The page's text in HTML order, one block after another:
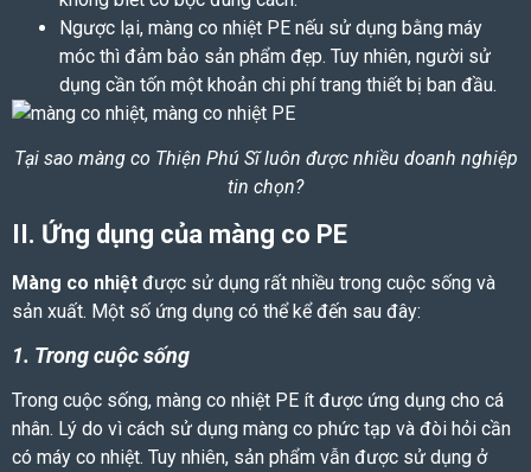
Ngược lại, màng co nhiệt PE nếu sử dụng bằng máy
móc thì đảm bảo sản phẩm đẹp. Tuy nhiên, người sử
dụng cần tốn một khoản chi phí trang thiết bị ban đầu.
Tại sao màng co Thiện Phú Sĩ luôn được nhiều doanh nghiệp
tin chọn?
II. Ứng dụng của màng co PE
Màng co nhiệt được sử dụng rất nhiều trong cuộc sống và
sản xuất. Một số ứng dụng có thể kể đến sau đây:
1. Trong cuộc sống
Trong cuộc sống, màng co nhiệt PE ít được ứng dụng cho cá
nhân. Lý do vì cách sử dụng màng co phức tạp và đòi hỏi cần
có máy co nhiệt. Tuy nhiên, sản phẩm vẫn được sử dụng ở